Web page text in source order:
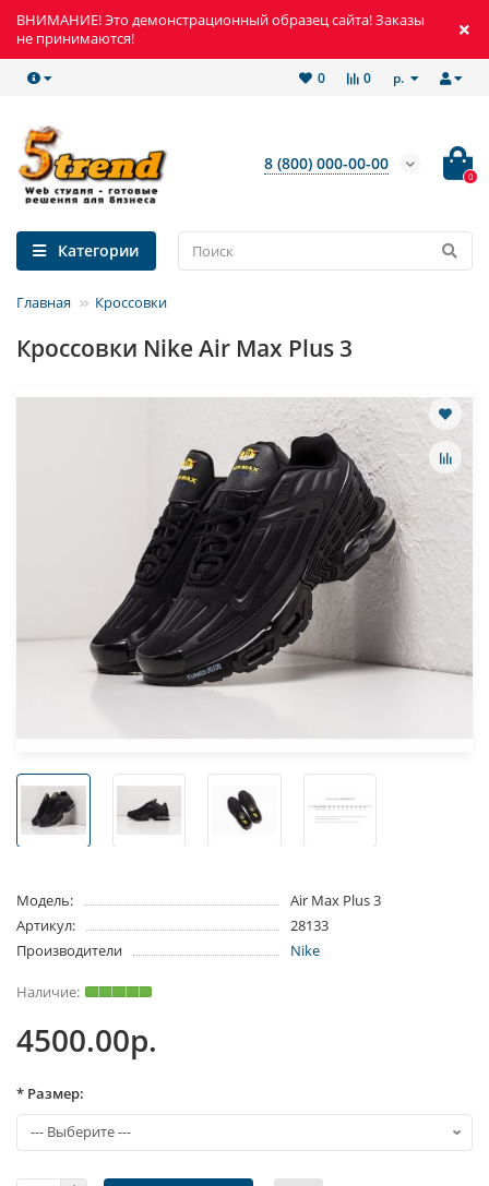
ВНИМАНИЕ! Это демонстрационный образец сайта! Заказы
не принимаются!
р.
0
0
8 (800) 000-00-00
0
Категории
Главная Кроссовки
Кроссовки Nike Air Max Plus 3
Модель:
Air Max Plus 3
Артикул:
28133
Производители
Nike
4500.00р.
* Размер: